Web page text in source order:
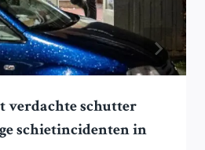
verdachte schutter
schietincidenten in